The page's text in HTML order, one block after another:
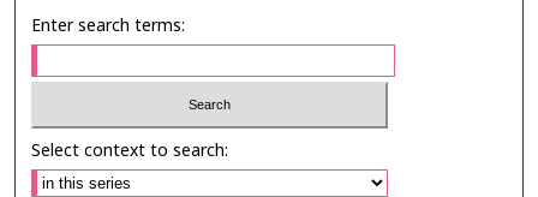
Enter search terms:
Select context to search: